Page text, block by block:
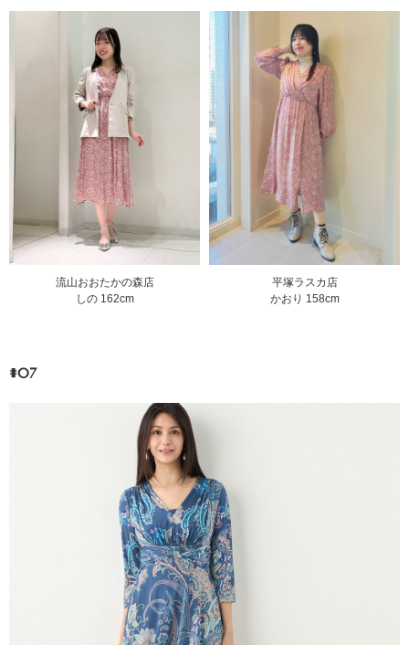
流山おおたかの森店
しの 162cm
平塚ラスカ店
かおり 158cm
#07